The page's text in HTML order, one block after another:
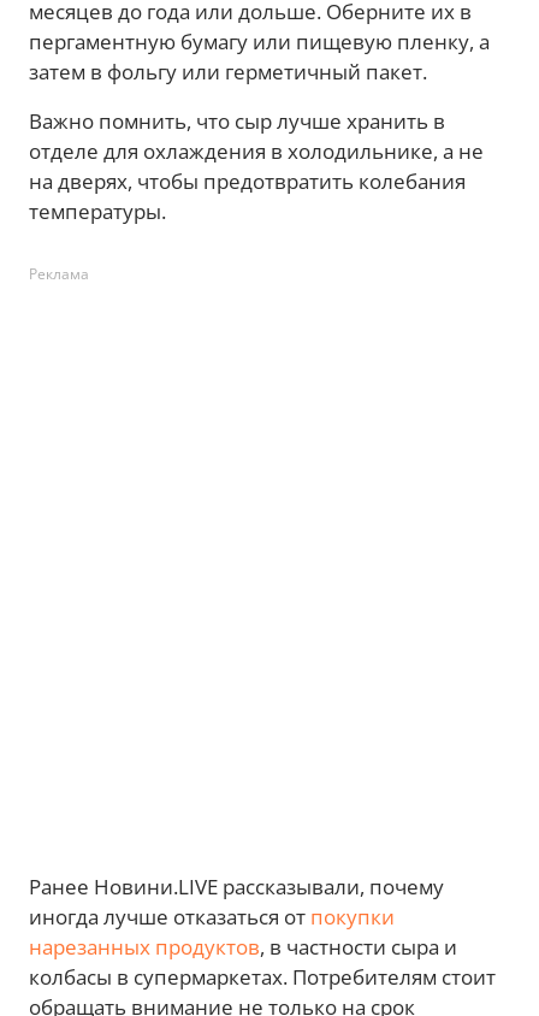
месяцев до года или дольше. Оберните их в
пергаментную бумагу или пищевую пленку, а
затем в фольгу или герметичный пакет.
Важно помнить, что сыр лучше хранить в
отделе для охлаждения в холодильнике, а не
на дверях, чтобы предотвратить колебания
температуры.
Реклама
Ранее Новини.LIVE рассказывали, почему
иногда лучше отказаться от покупки
нарезанных продуктов, в частности сыра и
колбасы в супермаркетах. Потребителям стоит
обращать внимание не только на срок